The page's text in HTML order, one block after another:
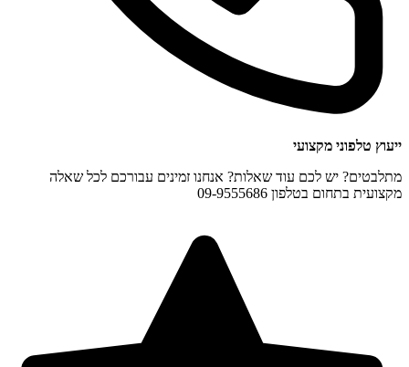
ייעוץ טלפוני מקצועי
מתלבטים? יש לכם עוד שאלות? אנחנו זמינים עבורכם לכל שאלה
מקצועית בתחום בטלפון 09-9555686